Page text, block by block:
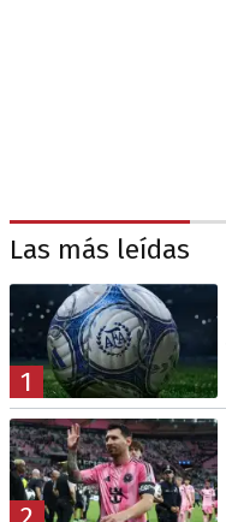
Las más leídas
1